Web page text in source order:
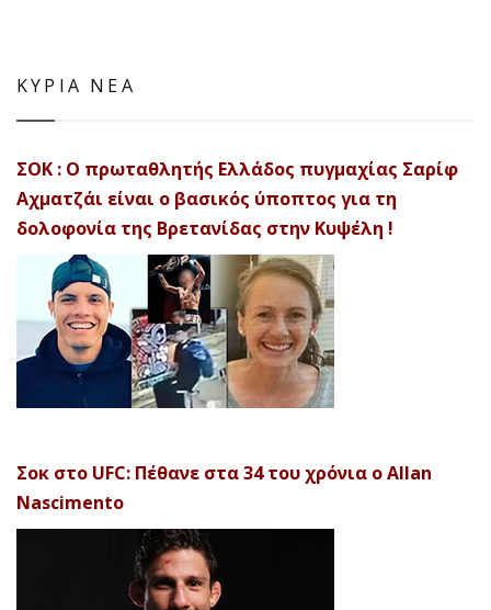
ΚΥΡΙΑ ΝΕΑ
ΣΟΚ : Ο πρωταθλητής Ελλάδος πυγμαχίας Σαρίφ
Αχματζάι είναι ο βασικός ύποπτος για τη
δολοφονία της Βρετανίδας στην Κυψέλη !
Σοκ στο UFC: Πέθανε στα 34 του χρόνια ο Allan
Nascimento